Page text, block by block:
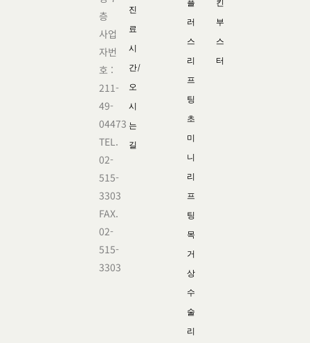
층
사업
자번
호 :
211-
49-
04473
TEL.
02-
515-
3303
FAX.
02-
515-
3303
진
료
시
간/
오
시
는
길
러
스
리
프
팅
초
미
니
리
프
팅
목
거
상
수
술
리
부
스
터